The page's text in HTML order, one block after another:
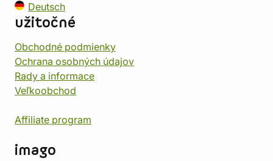
Deutsch
užitočné
Obchodné podmienky
Ochrana osobných údajov
Rady a informace
Veľkoobchod
Affiliate program
imago